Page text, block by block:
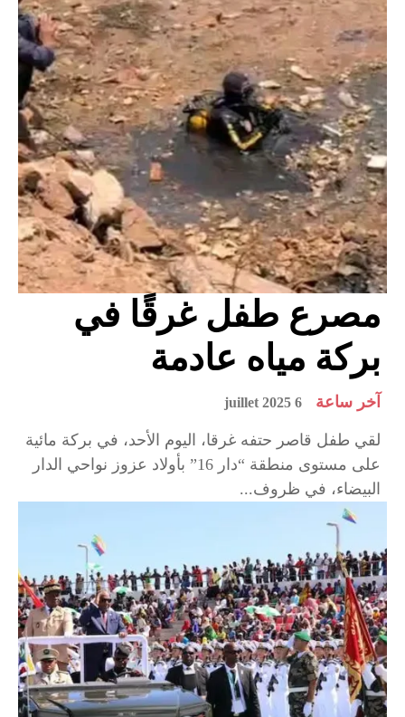
مصرع طفل غرقًا في
بركة مياه عادمة
آخر ساعة 6 juillet 2025
لقي طفل قاصر حتفه غرقا، اليوم الأحد، في بركة مائية
على مستوى منطقة “دار 16” بأولاد عزوز نواحي الدار
البيضاء، في ظروف...